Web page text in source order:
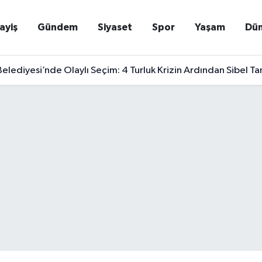
Gündem Siyaset Spor Yaşam
Olaylı Seçim: 4 Turluk Krizin Ardından Sibel